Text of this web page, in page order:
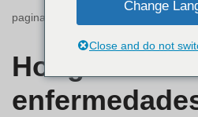
pagina de inicio Hongo de Huaier
Hongo de
Change
Close and do not